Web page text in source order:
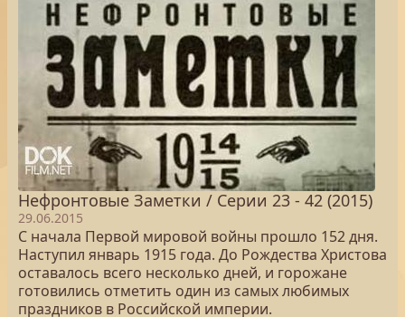
Нефронтовые Заметки / Серии 23 - 42 (2015)
29.06.2015
С начала Первой мировой войны прошло 152 дня.
Наступил январь 1915 года. До Рождества Христова
оставалось всего несколько дней, и горожане
готовились отметить один из самых любимых
праздников в Российской империи.